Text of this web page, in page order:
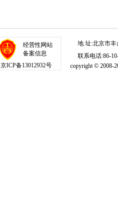
经营性网站
备案信息
京ICP备13012932号
地 址:北京市
联系电话:86-
copyright © 2008-